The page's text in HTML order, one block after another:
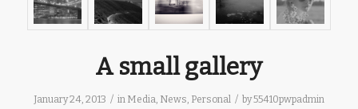
A small gallery
January 24, 2013 / in Media, News, Personal / by55410pwpadmin